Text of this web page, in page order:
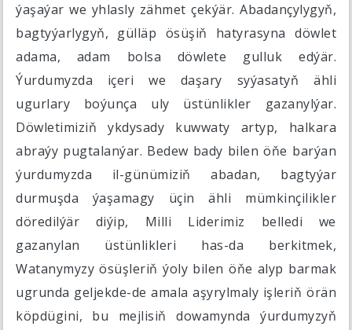
ýaşaýar we yhlasly zähmet çekýär. Abadançylygyň,
bagtyýarlygyň, gülläp ösüşiň hatyrasyna döwlet
adama, adam bolsa döwlete gulluk edýär.
Ýurdumyzda içeri we daşary syýasatyň ähli
ugurlary boýunça uly üstünlikler gazanylýar.
Döwletimiziň ykdysady kuwwaty artyp, halkara
abraýy pugtalanýar. Bedew bady bilen öňe barýan
ýurdumyzda il-günümiziň abadan, bagtyýar
durmuşda ýaşamagy üçin ähli mümkinçilikler
döredilýär diýip, Milli Liderimiz belledi we
gazanylan üstünlikleri has-da berkitmek,
Watanymyzy ösüşleriň ýoly bilen öňe alyp barmak
ugrunda geljekde-de amala aşyrylmaly işleriň örän
köpdügini, bu mejlisiň dowamynda ýurdumyzyň